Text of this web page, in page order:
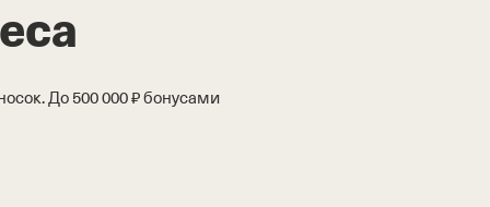
До 500 000 ₽ бонусами